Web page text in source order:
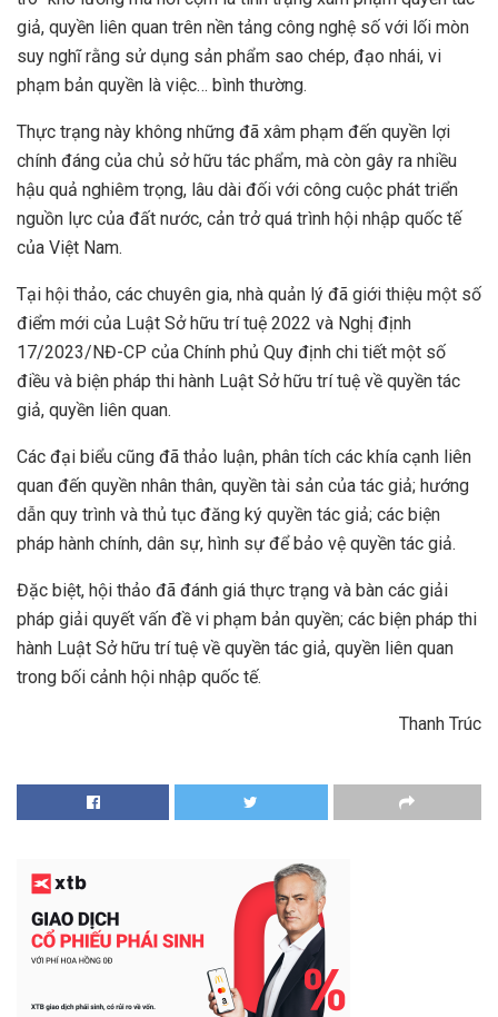
giả, quyền liên quan trên nền tảng công nghệ số với lối mòn
suy nghĩ rằng sử dụng sản phẩm sao chép, đạo nhái, vi
phạm bản quyền là việc… bình thường.
Thực trạng này không những đã xâm phạm đến quyền lợi
chính đáng của chủ sở hữu tác phẩm, mà còn gây ra nhiều
hậu quả nghiêm trọng, lâu dài đối với công cuộc phát triển
nguồn lực của đất nước, cản trở quá trình hội nhập quốc tế
của Việt Nam.
Tại hội thảo, các chuyên gia, nhà quản lý đã giới thiệu một số
điểm mới của Luật Sở hữu trí tuệ 2022 và Nghị định
17/2023/NĐ-CP của Chính phủ Quy định chi tiết một số
điều và biện pháp thi hành Luật Sở hữu trí tuệ về quyền tác
giả, quyền liên quan.
Các đại biểu cũng đã thảo luận, phân tích các khía cạnh liên
quan đến quyền nhân thân, quyền tài sản của tác giả; hướng
dẫn quy trình và thủ tục đăng ký quyền tác giả; các biện
pháp hành chính, dân sự, hình sự để bảo vệ quyền tác giả.
Đặc biệt, hội thảo đã đánh giá thực trạng và bàn các giải
pháp giải quyết vấn đề vi phạm bản quyền; các biện pháp thi
hành Luật Sở hữu trí tuệ về quyền tác giả, quyền liên quan
trong bối cảnh hội nhập quốc tế.
Thanh Trúc